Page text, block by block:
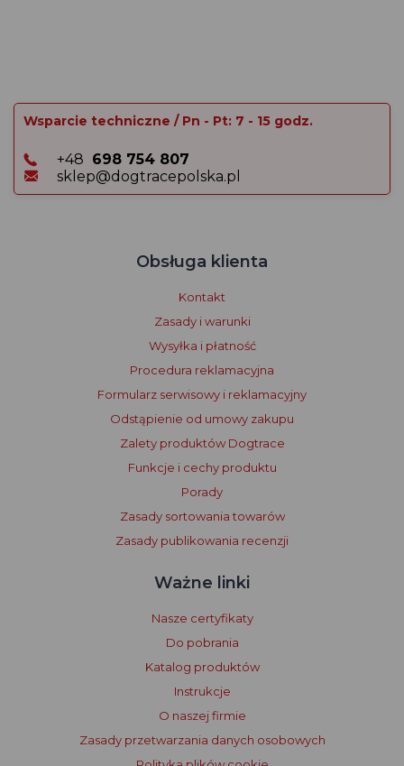
Wsparcie techniczne / Pn - Pt: 7 - 15 godz.
+48 698 754 807
sklep@dogtracepolska.pl
Obsługa klienta
Kontakt
Zasady i warunki
Wysyłka i płatność
Procedura reklamacyjna
Formularz serwisowy i reklamacyjny
Odstąpienie od umowy zakupu
Zalety produktów Dogtrace
Funkcje i cechy produktu
Porady
Zasady sortowania towarów
Zasady publikowania recenzji
Ważne linki
Nasze certyfikaty
Do pobrania
Katalog produktów
Instrukcje
O naszej firmie
Zasady przetwarzania danych osobowych